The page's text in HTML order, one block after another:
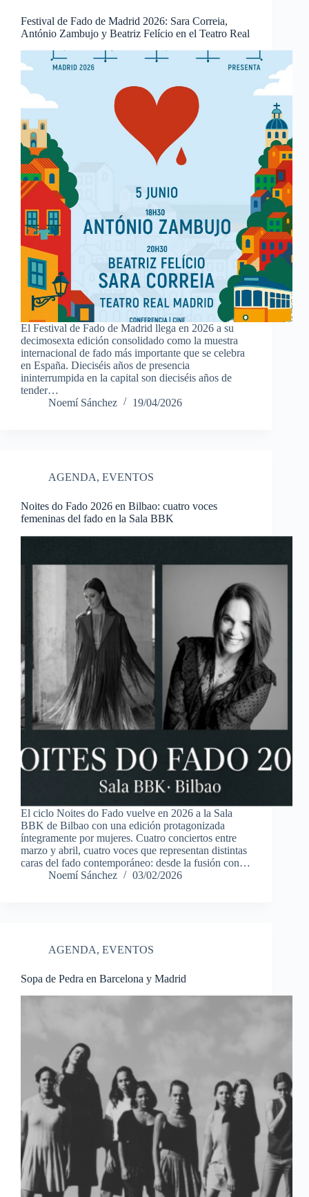
Festival de Fado de Madrid 2026: Sara Correia,
António Zambujo y Beatriz Felício en el Teatro Real
El Festival de Fado de Madrid llega en 2026 a su
decimosexta edición consolidado como la muestra
internacional de fado más importante que se celebra
en España. Dieciséis años de presencia
ininterrumpida en la capital son dieciséis años de
tender…
Noemí Sánchez
19/04/2026
AGENDA, EVENTOS
Noites do Fado 2026 en Bilbao: cuatro voces
femeninas del fado en la Sala BBK
El ciclo Noites do Fado vuelve en 2026 a la Sala
BBK de Bilbao con una edición protagonizada
íntegramente por mujeres. Cuatro conciertos entre
marzo y abril, cuatro voces que representan distintas
caras del fado contemporáneo: desde la fusión con…
Noemí Sánchez
03/02/2026
AGENDA, EVENTOS
Sopa de Pedra en Barcelona y Madrid